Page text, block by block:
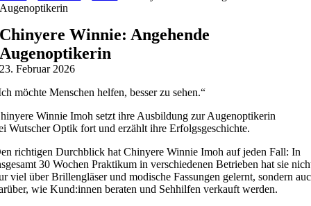
Augenoptikerin
Chinyere Winnie: Angehende
Augenoptikerin
23. Februar 2026
möchte Menschen helfen, besser zu sehen.“
Winnie Imoh setzt ihre Ausbildung zur Augenoptikerin
Wutscher Optik fort und erzählt ihre Erfolgsgeschichte.
richtigen Durchblick hat Chinyere Winnie Imoh auf jeden Fall: In
30 Wochen Praktikum in verschiedenen Betrieben hat sie
viel über Brillengläser und modische Fassungen gelernt, sondern
wie Kund:innen beraten und Sehhilfen verkauft werden.